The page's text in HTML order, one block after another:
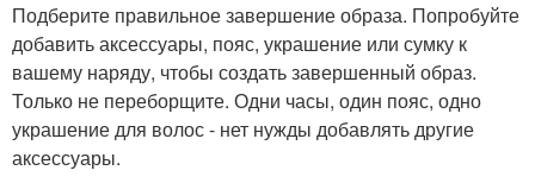
Подберите правильное завершение образа. Попробуйте
добавить аксессуары, пояс, украшение или сумку к
вашему наряду, чтобы создать завершенный образ.
Только не переборщите. Одни часы, один пояс, одно
украшение для волос - нет нужды добавлять другие
аксессуары.